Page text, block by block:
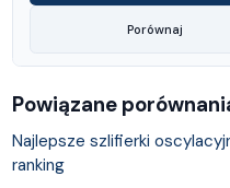
Porównaj
Powiązane
Najlepsze szlifierki
ranking